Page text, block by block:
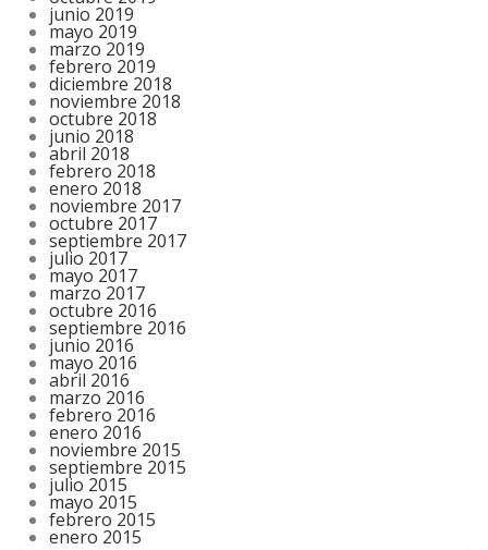
junio 2019
mayo 2019
marzo 2019
febrero 2019
diciembre 2018
noviembre 2018
octubre 2018
junio 2018
abril 2018
febrero 2018
enero 2018
noviembre 2017
octubre 2017
septiembre 2017
julio 2017
mayo 2017
marzo 2017
octubre 2016
septiembre 2016
junio 2016
mayo 2016
abril 2016
marzo 2016
febrero 2016
enero 2016
noviembre 2015
septiembre 2015
julio 2015
mayo 2015
febrero 2015
enero 2015